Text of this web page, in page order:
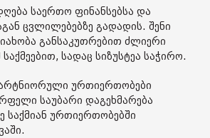
საერთო ფინანსებსა და
ცვლილებებზე გადადის. შენი
განსაკუთრებით ძლიერი
სადაც სიზუსტეა საჭირო.
ურთიერთობები
საუბარი დაგეხმარება
ურთიერთობებში